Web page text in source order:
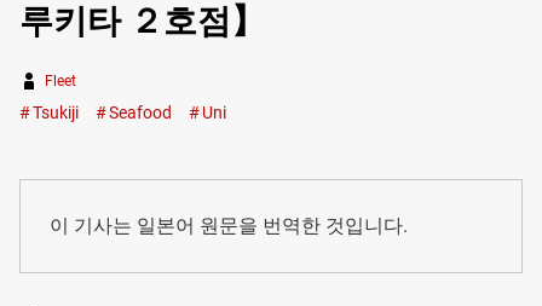
루키타 ２호점】
Fleet
Tsukiji Seafood Uni
이 기사는 일본어 원문을 번역한 것입니다.